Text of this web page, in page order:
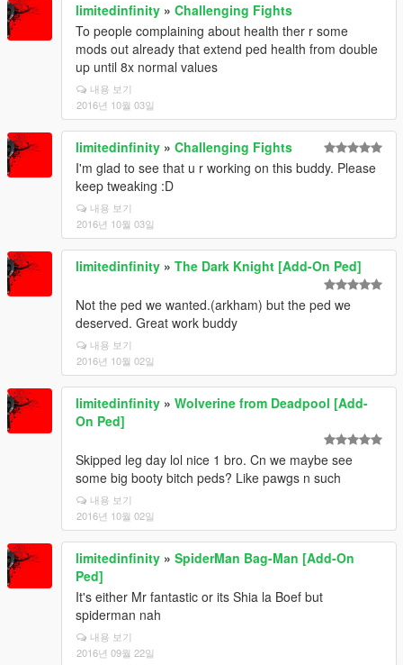
limitedinfinity » Challenging Fights
To people complaining about health ther r some
mods out already that extend ped health from double
up until 8x normal values
내용 보기
2016년 10월 03일
limitedinfinity » Challenging Fights
I'm glad to see that u r working on this buddy. Please
keep tweaking :D
내용 보기
2016년 10월 03일
limitedinfinity » The Dark Knight [Add-On Ped]
Not the ped we wanted.(arkham) but the ped we
deserved. Great work buddy
내용 보기
2016년 10월 02일
limitedinfinity » Wolverine from Deadpool [Add-
On Ped]
Skipped leg day lol nice 1 bro. Cn we maybe see
some big booty bitch peds? Like pawgs n such
내용 보기
2016년 10월 02일
limitedinfinity » SpiderMan Bag-Man [Add-On
Ped]
It's either Mr fantastic or its Shia la Boef but
spiderman nah
내용 보기
2016년 09월 22일